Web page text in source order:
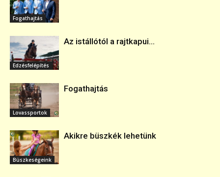
Fogathajtás
Edzésfelépítés
Az istállótól a rajtkapui...
Lovassportok
Fogathajtás
Büszkeségeink
Akikre büszkék lehetünk